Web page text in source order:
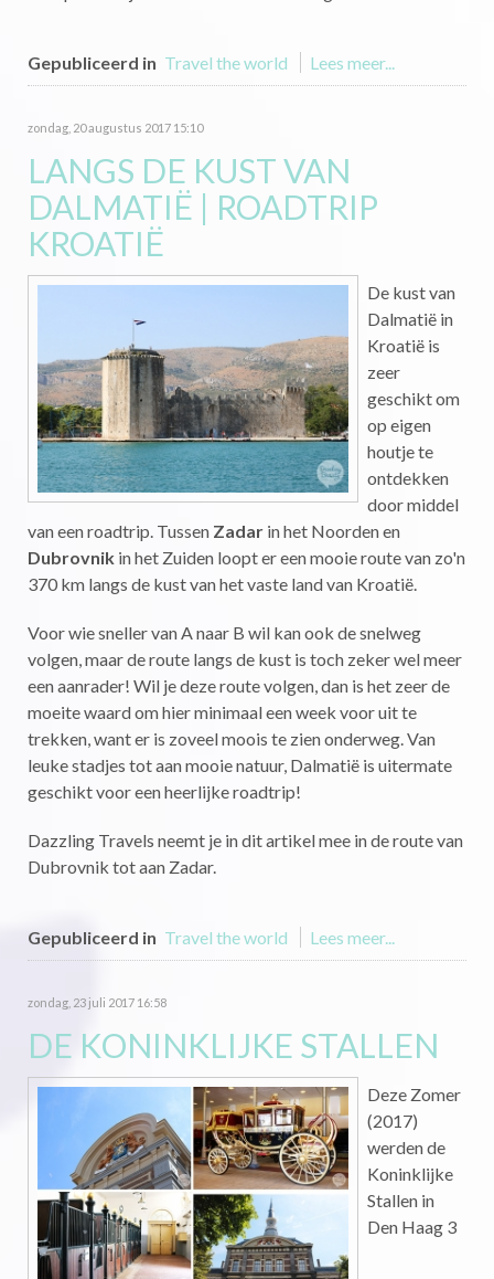
Gepubliceerd in Travel the world Lees meer...
zondag, 20 augustus 2017 15:10
LANGS DE KUST VAN
DALMATIË | ROADTRIP
KROATIË
De kust van
Dalmatië in
Kroatië is
zeer
geschikt om
op eigen
houtje te
ontdekken
door middel
van een roadtrip. Tussen Zadar in het Noorden en
Dubrovnik in het Zuiden loopt er een mooie route van zo'n
370 km langs de kust van het vaste land van Kroatië.
Voor wie sneller van A naar B wil kan ook de snelweg
volgen, maar de route langs de kust is toch zeker wel meer
een aanrader! Wil je deze route volgen, dan is het zeer de
moeite waard om hier minimaal een week voor uit te
trekken, want er is zoveel moois te zien onderweg. Van
leuke stadjes tot aan mooie natuur, Dalmatië is uitermate
geschikt voor een heerlijke roadtrip!
Dazzling Travels neemt je in dit artikel mee in de route van
Dubrovnik tot aan Zadar.
Gepubliceerd in Travel the world Lees meer...
zondag, 23 juli 2017 16:58
DE KONINKLIJKE STALLEN
Deze Zomer
(2017)
werden de
Koninklijke
Stallen in
Den Haag 3